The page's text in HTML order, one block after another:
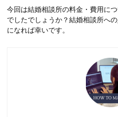
今回は結婚相談所の料金・費用に
でしたでしょうか？結婚相談所へ
になれば幸いです。